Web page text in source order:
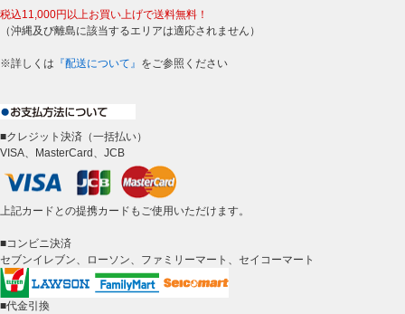
税込11,000円以上お買い上げで送料無料！
（沖縄及び離島に該当するエリアは適応されません）
※詳しくは 『配送について』 をご参照ください
■クレジット決済（一括払い）
VISA、MasterCard、JCB
上記カードとの提携カードもご使用いただけます。
■コンビニ決済
セブンイレブン、ローソン、ファミリーマート、セイコーマート
■代金引換